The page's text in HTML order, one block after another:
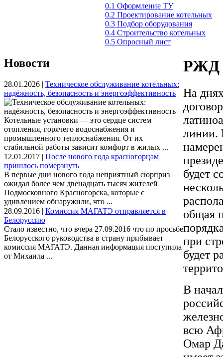
0.1 Оформление ТУ
0.2 Проектирование котельных
0.3 Подбор оборудования
0.4 Строительство котельных
0.5 Опросный лист
Новости
28.01.2026 | Техническое обслуживание котельных:
надёжность, безопасность и энергоэффективность
Котельные установки — это сердце систем
отопления, горячего водоснабжения и
промышленного теплоснабжения. От их
стабильной работы зависит комфорт в жилых ...
12.01.2017 | После нового года красногорцам
пришлось померзнуть
В первые дни нового года неприятный сюрприз
ожидал более чем двенадцать тысяч жителей
Подмосковного Красногорска, которые с
удивлением обнаружили, что ...
28.09.2016 | Комиссия МАГАТЭ отправляется в
Белоруссию
Стало известно, что вчера 27.09.2016 что по просьбе
Белорусского руководства в страну прибывает
комиссия МАГАТЭ. Данная информация поступила
от Михаила ...
РЖД
На
линии.
будет
общая
при
будет
В
всю
Омар